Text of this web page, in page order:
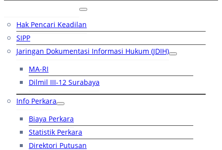
Hak Pencari Keadilan
SIPP
Jaringan Dokumentasi Informasi Hukum (JDIH)
MA-RI
Dilmil III-12 Surabaya
Info Perkara
Biaya Perkara
Statistik Perkara
Direktori Putusan